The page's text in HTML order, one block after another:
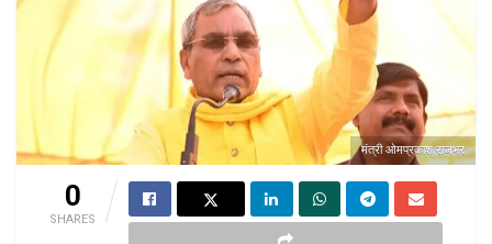
मंत्री ओमप्रकाश राजभर
0
SHARES